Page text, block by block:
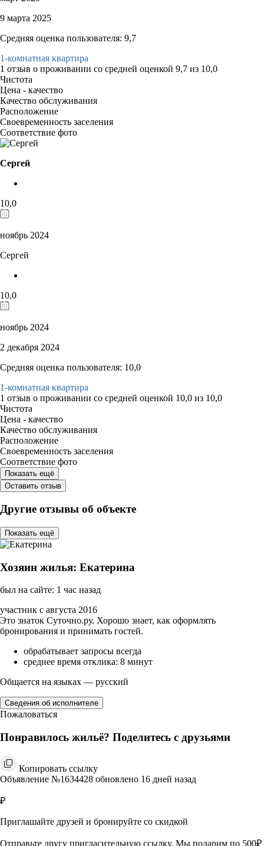
9 марта 2025
Средняя оценка пользователя: 9,7
1-комнатная квартира
1 отзыв о проживании со средней оценкой 9,7 из 10,0
Чистота
Цена - качество
Качество обслуживания
Расположение
Своевременность заселения
Соответствие фото
Сергей
10,0
ноябрь 2024
Сергей
10,0
ноябрь 2024
2 декабря 2024
Средняя оценка пользователя: 10,0
1-комнатная квартира
1 отзыв о проживании со средней оценкой 10,0 из 10,0
Чистота
Цена - качество
Качество обслуживания
Расположение
Своевременность заселения
Соответствие фото
Показать ещё
Оставить отзыв
Другие отзывы об объекте
Показать ещё
Хозяин жилья: Екатерина
был на сайте: 1 час назад
участник с августа 2016
Это знаток Суточно.ру. Хорошо знает, как оформлять
бронирования и принимать гостей.
обрабатывает запросы всегда
среднее время отклика: 8 минут
Общается на языках — русский
Сведения об исполнителе
Пожаловаться
Понравилось жильё? Поделитесь с друзьями
Копировать ссылку
Объявление №1634428 обновлено 16 дней назад
₽
Приглашайте друзей и бронируйте со скидкой
Отправьте другу пригласительную ссылку. Мы подарим по 500₽